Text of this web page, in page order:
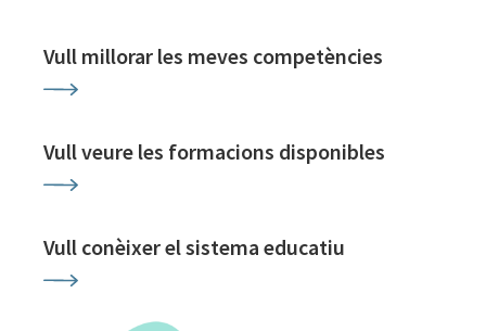
Vull millorar les meves competències
Vull veure les formacions disponibles
Vull conèixer el sistema educatiu